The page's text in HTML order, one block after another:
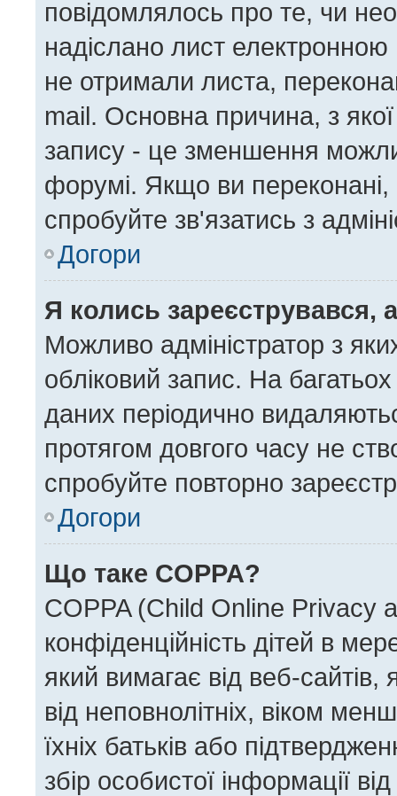
повідомлялось про те, чи
надіслано лист
не отримали листа,
mail. Основна причина, з якої
запису - це зменшення
форумі. Якщо ви
спробуйте зв'язатись з
Догори
Я колись зареєструвався,
Можливо адміністратор з
обліковий запис. На
даних періодично
протягом довгого часу не
спробуйте повторно
Догори
Що таке COPPA?
COPPA (Child Online Privacy
конфіденційність дітей в
який вимагає від веб-
від неповнолітніх, віком
їхніх батьків або
збір особистої інформації